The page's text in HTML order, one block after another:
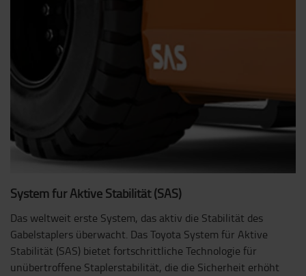
System für Aktive Stabilität (SAS)
Das weltweit erste System, das aktiv die Stabilität des
Gabelstaplers überwacht. Das Toyota System für Aktive
Stabilität (SAS) bietet fortschrittliche Technologie für
unübertroffene Staplerstabilität, die die Sicherheit erhöht